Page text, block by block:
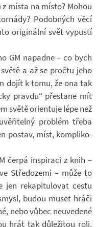
místa na místo? Mohou
Po­dob­ných věcí
ori­gi­nální svět vy­pustí
GM na­padne – co bych
a až se pročtu jeho
dojít k tomu, že ona tak
pravdu“ pře­stane mít
světě ori­en­tuje lépe než
pro­blém třeba
po­stav, míst, kom­pli­ko­
čerpá in­spi­raci z knih –
Stře­do­zemi – může to
jen re­ka­pi­tu­lo­vat cestu
budou muset hráči
nebo vůbec ne­u­ve­dené
hrát tak dů­le­ži­tou roli.